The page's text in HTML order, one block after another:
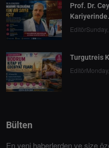
Prof. Dr.
Editör
Turgutreis
Editör
Bülten
En yeni haberlerden ve size